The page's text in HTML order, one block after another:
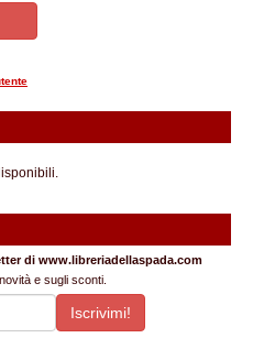
di www.libreriadellaspada.com
e sugli sconti.